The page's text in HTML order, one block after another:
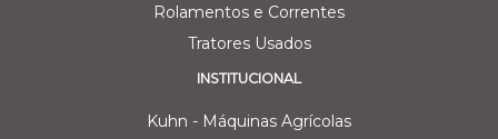
Rolamentos e Correntes
Tratores Usados
INSTITUCIONAL
Kuhn - Máquinas Agrícolas